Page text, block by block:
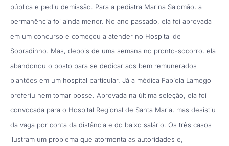
pública e pediu demissão. Para a pediatra Marina Salomão, a
permanência foi ainda menor. No ano passado, ela foi aprovada
em um concurso e começou a atender no Hospital de
Sobradinho. Mas, depois de uma semana no pronto-socorro, ela
abandonou o posto para se dedicar aos bem remunerados
plantões em um hospital particular. Já a médica Fabíola Lamego
preferiu nem tomar posse. Aprovada na última seleção, ela foi
convocada para o Hospital Regional de Santa Maria, mas desistiu
da vaga por conta da distância e do baixo salário. Os três casos
ilustram um problema que atormenta as autoridades e,